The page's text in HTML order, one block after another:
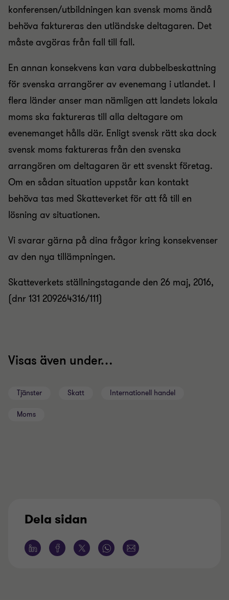
konferensen/utbildningen kan svensk moms ändå
behöva faktureras den utländske deltagaren. Det
måste avgöras från fall till fall.
En annan konsekvens kan vara dubbelbeskattning
för svenska arrangörer av evenemang i utlandet. I
flera länder anser man nämligen att landets lokala
moms ska faktureras till alla deltagare om
evenemanget hålls där. Enligt svensk rätt ska dock
svensk moms faktureras från den svenska
arrangören om deltagaren är ett svenskt företag.
Om en sådan situation uppstår kan kontakt
behöva tas med Skatteverket för att få till en
lösning av situationen.
Vi svarar gärna på dina frågor kring konsekvenser
av den nya tillämpningen.
Skatteverkets ställningstagande den 26 maj, 2016,
(dnr 131 209264316/111)
Visas även under…
Tjänster Skatt Internationell handel
Moms
Dela sidan